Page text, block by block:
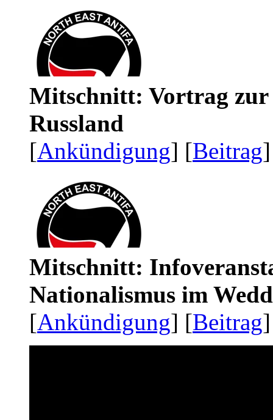
Mitschnitt: Vortrag zur
Russland
[Ankündigung] [Beitrag
Mitschnitt:
Nationalismus im
[Ankündigung] [Beitrag